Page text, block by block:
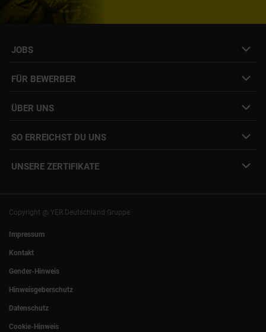
JOBS
Initiativbewerbung
Interne Jobs
FÜR BEWERBER
Freelance Vermittlung
ÜBER UNS
Unsere Standorte
Presse
SO ERREICHST DU UNS
+49 (0)89 540210-0
Rostock| Berlin
UNSERE ZERTIFIKATE
Copyright @ YER Deutschland Gruppe
Impressum
Kontakt
Gender-Hinweis
Hinweisgeberschutz
Datenschutz
Cookie-Hinweis